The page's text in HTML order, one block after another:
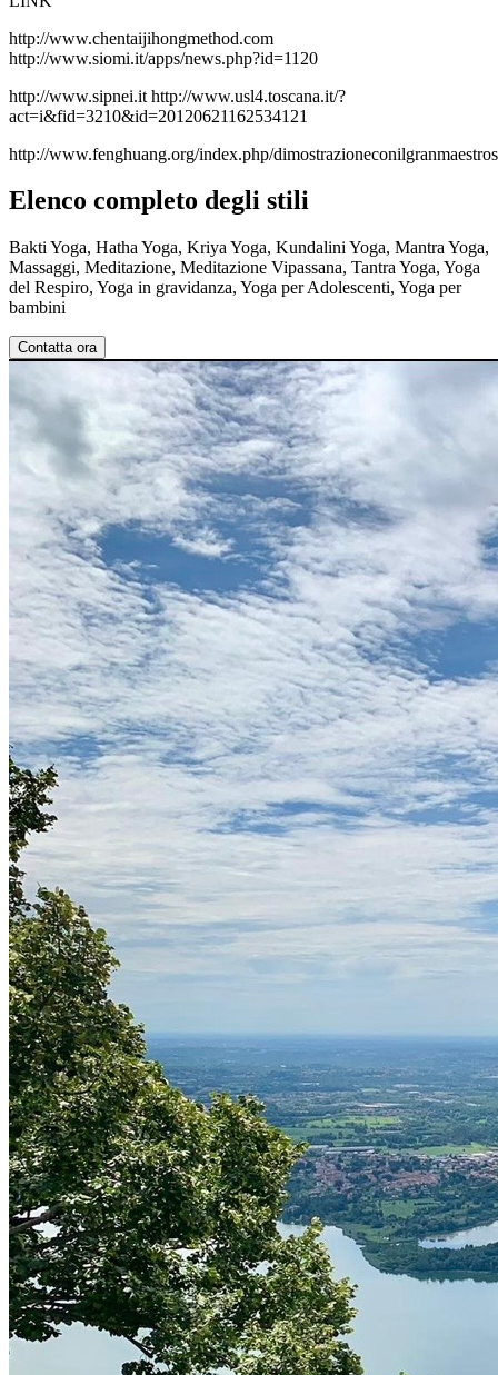
http://www.chentaijihongmethod.com
http://www.siomi.it/apps/news.php?id=1120
http://www.sipnei.it http://www.usl4.toscana.it/?
act=i&fid=3210&id=20120621162534121
http://www.fenghuang.org/index.php/
Elenco completo degli stili
Bakti Yoga, Hatha Yoga, Kriya Yoga, Kundalini Yoga, Mantra Yoga,
Massaggi, Meditazione, Meditazione Vipassana, Tantra Yoga, Yoga
del Respiro, Yoga in gravidanza, Yoga per Adolescenti, Yoga per
bambini
Contatta ora